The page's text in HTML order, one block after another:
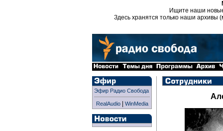
Ищите наши
Здесь хранятся только наши архивы
Эфир Радио Свобода
RealAudio| WinMedia